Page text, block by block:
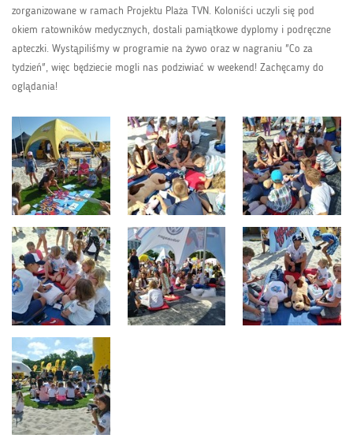
zorganizowane w ramach Projektu Plaża TVN. Koloniści uczyli się pod
okiem ratowników medycznych, dostali pamiątkowe dyplomy i podręczne
apteczki. Wystąpiliśmy w programie na żywo oraz w nagraniu "Co za
tydzień", więc będziecie mogli nas podziwiać w weekend! Zachęcamy do
oglądania!